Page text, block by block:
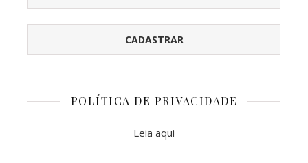
POLÍTICA DE PRIVACIDADE
Leia aqui